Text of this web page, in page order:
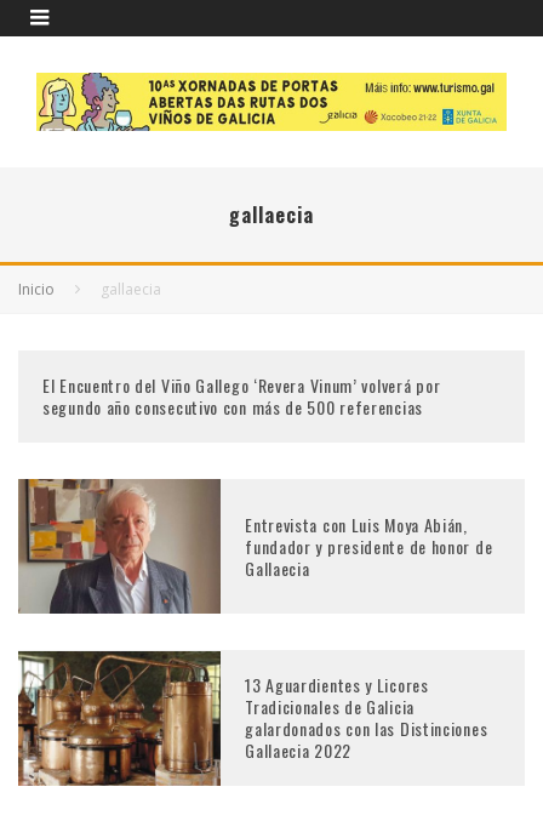
gallaecia
Inicio gallaecia
El Encuentro del Viño Gallego ‘Revera Vinum’ volverá por
segundo año consecutivo con más de 500 referencias
Entrevista con Luis Moya Abián,
fundador y presidente de honor de
Gallaecia
13 Aguardientes y Licores
Tradicionales de Galicia
galardonados con las Distinciones
Gallaecia 2022